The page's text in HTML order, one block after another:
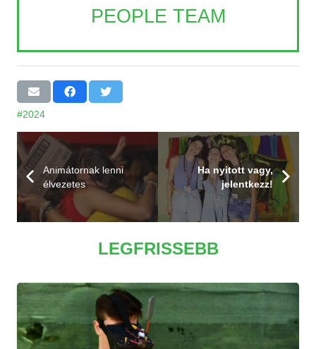
PEOPLE TEAM
#2024
Animátornak lenni
élvezetes
Ha nyitott vagy,
jelentkezz!
LEGFRISSEBB